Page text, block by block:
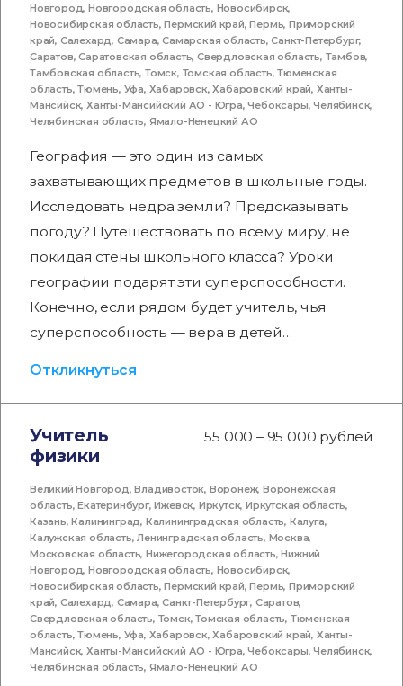
Новгород,Новгородская область, Новосибирск,
Новосибирская область,Пермский край,Пермь,Приморский
край, Салехард, Самара,Самарская область,Санкт-Петербург,
Саратов,Саратовская область,Свердловская область, Тамбов,
Тамбовская область,Томск, Томская область,Тюменская
область,Тюмень, Уфа, Хабаровск,Хабаровский край, Ханты-
Мансийск,Ханты-Мансийский АО - Югра,Чебоксары,Челябинск,
Челябинская область, Ямало-Ненецкий АО
География — это один из самых
захватывающих предметов в школьные годы.
Исследовать недра земли? Предсказывать
погоду? Путешествовать по всему миру, не
покидая стены школьного класса? Уроки
географии подарят эти суперспособности.
Конечно, если рядом будет учитель, чья
суперспособность — вера в детей…
Откликнуться
Учитель
физики
55 000 – 95 000 рублей
Великий Новгород,Владивосток, Воронеж,Воронежская
область,Екатеринбург,Ижевск, Иркутск,Иркутская область,
Казань,Калининград, Калининградская область, Калуга,
Калужская область,Ленинградская область, Москва,
Московская область,Нижегородская область,Нижний
Новгород,Новгородская область, Новосибирск,
Новосибирская область,Пермский край,Пермь,Приморский
край, Салехард, Самара,Санкт-Петербург, Саратов,
Свердловская область, Томск,Томская область, Тюменская
область,Тюмень, Уфа, Хабаровск,Хабаровский край, Ханты-
Мансийск,Ханты-Мансийский АО - Югра,Чебоксары,Челябинск,
Челябинская область, Ямало-Ненецкий АО